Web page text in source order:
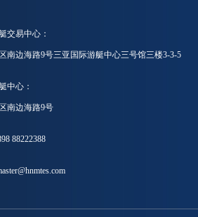
交易中心：
南边海路9号三亚国际游艇中心三号馆三楼3-3-5
中心：
南边海路9号
88222388